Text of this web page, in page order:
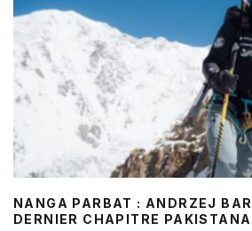
NANGA PARBAT : ANDRZEJ
DERNIER CHAPITRE